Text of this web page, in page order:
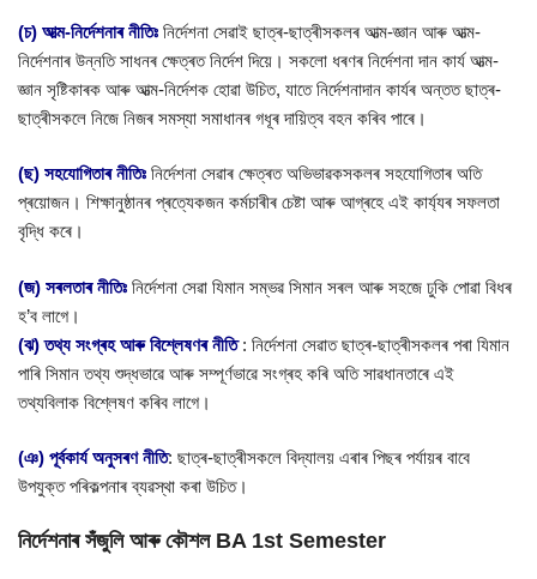
(চ) আত্ম-নিৰ্দেশনাৰ নীতিঃ নির্দেশনা সেৱাই ছাত্ৰ-ছাত্ৰীসকলৰ আত্ম-জ্ঞান আৰু আত্ম-
নিৰ্দেশনাৰ উন্নতি সাধনৰ ক্ষেত্ৰত নিৰ্দেশ দিয়ে। সকলো ধৰণৰ নিৰ্দেশনা দান কার্য আত্ম-
জ্ঞান সৃষ্টিকাৰক আৰু আত্ম-নির্দেশক হোৱা উচিত, যাতে নিৰ্দেশনাদান কাৰ্যৰ অন্তত ছাত্ৰ-
ছাত্ৰীসকলে নিজে নিজৰ সমস্যা সমাধানৰ গধূৰ দায়িত্ব বহন কৰিব পাৰে।
(ছ) সহযোগিতাৰ নীতিঃ নিৰ্দেশনা সেৱাৰ ক্ষেত্ৰত অভিভাৱকসকলৰ সহযোগিতাৰ অতি
প্ৰয়োজন। শিক্ষানুষ্ঠানৰ প্ৰত্যেকজন কৰ্মচাৰীৰ চেষ্টা আৰু আগ্ৰহে এই কাৰ্য্যৰ সফলতা
বৃদ্ধি কৰে।
(জ) সৰলতাৰ নীতিঃ নির্দেশনা সেৱা যিমান সম্ভৱ সিমান সৰল আৰু সহজে ঢুকি পোৱা বিধৰ
হ’ব লাগে।
(ঝ) তথ্য সংগ্ৰহ আৰু বিশ্লেষণৰ নীতি: নির্দেশনা সেৱাত ছাত্ৰ-ছাত্ৰীসকলৰ পৰা যিমান
পাৰি সিমান তথ্য শুদ্ধভাৱে আৰু সম্পূৰ্ণভাৱে সংগ্ৰহ কৰি অতি সাৱধানতাৰে এই
তথ্যবিলাক বিশ্লেষণ কৰিব লাগে।
(ঞ) পূর্বকার্য অনুসৰণ নীতি: ছাত্ৰ-ছাত্ৰীসকলে বিদ্যালয় এৰাৰ পিছৰ পৰ্যায়ৰ বাবে
উপযুক্ত পৰিকল্পনাৰ ব্যৱস্থা কৰা উচিত।
নিৰ্দেশনাৰ সঁজুলি আৰু কৌশল BA 1st Semester